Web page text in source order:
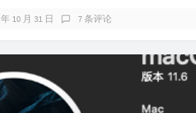
10 月 31 日 7 条评论